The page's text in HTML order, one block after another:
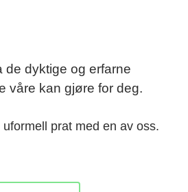
de dyktige og erfarne
våre kan gjøre for deg.
prat med en av oss.